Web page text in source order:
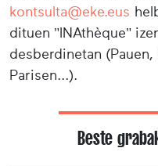
kontsulta@eke.eus
dituen "INAthèque"
desberdinetan
Parisen...).
Beste